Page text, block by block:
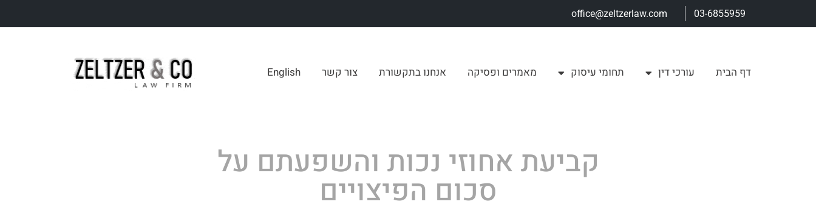
03-6855959
office@zeltzerlaw.com
דף הבית עורכי דין תחומי עיסוק מאמרים ופסיקה אנחנו בתקשורת צור קשר English
קביעת אחוזי נכות והשפעתם על
סכום הפיצויים